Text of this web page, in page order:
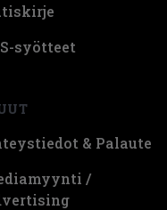
syötteet
& Palaute
/